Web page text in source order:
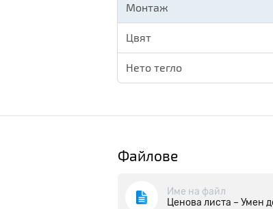
Монтаж
Цвят
Нето тегло
Файлове
Име на файл
Ценова листа – Умен